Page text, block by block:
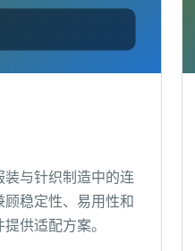
与针织制造中的连
稳定性、易用性和
供适配方案。